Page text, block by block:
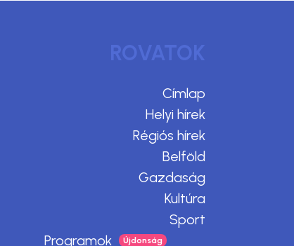
ROVATOK
Címlap
Helyi hírek
Régiós hírek
Belföld
Gazdaság
Kultúra
Sport
Programok